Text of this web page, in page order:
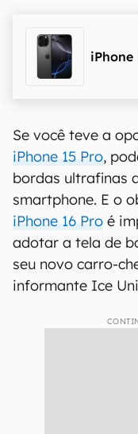
iPhone
Se você teve a
iPhone 15 Pro,
bordas ultrafinas
smartphone. E o
iPhone 16 Pro é
adotar a tela de
seu novo carro-
informante Ice